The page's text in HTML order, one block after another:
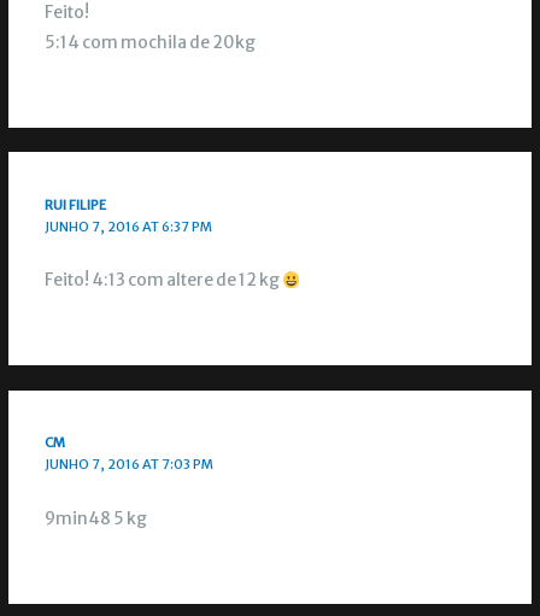
Feito!
5:14 com mochila de 20kg
RUI FILIPE
JUNHO 7, 2016 AT 6:37 PM
Feito! 4:13 com altere de 12 kg
CM
JUNHO 7, 2016 AT 7:03 PM
9min48 5 kg